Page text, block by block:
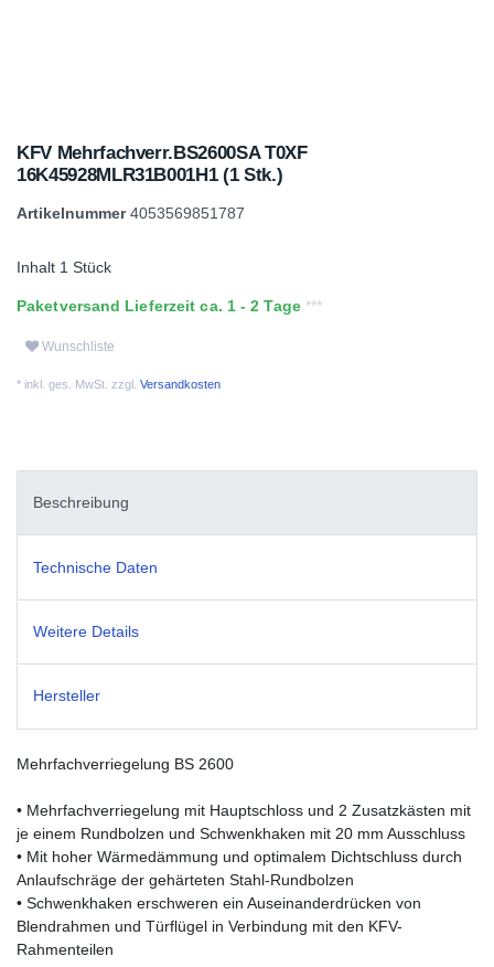
KFV Mehrfachverr.BS2600SA T0XF
16K45928MLR31B001H1 (1 Stk.)
Artikelnummer4053569851787
Inhalt 1 Stück
Paketversand Lieferzeit ca. 1 - 2 Tage
Wunschliste
* inkl. ges. MwSt. zzgl. Versandkosten
Beschreibung
Technische Daten
Weitere Details
Hersteller
Mehrfachverriegelung BS 2600
• Mehrfachverriegelung mit Hauptschloss und 2 Zusatzkästen mit
je einem Rundbolzen und Schwenkhaken mit 20 mm Ausschluss
• Mit hoher Wärmedämmung und optimalem Dichtschluss durch
Anlaufschräge der gehärteten Stahl-Rundbolzen
• Schwenkhaken erschweren ein Auseinanderdrücken von
Blendrahmen und Türflügel in Verbindung mit den KFV-
Rahmenteilen